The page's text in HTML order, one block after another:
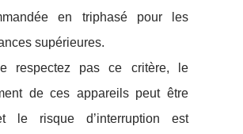
en triphasé pour les
supérieures.
respectez pas ce critère, le
de ces appareils peut être
le risque d’interruption est